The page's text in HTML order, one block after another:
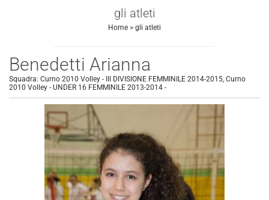
gli atleti
Home > gli atleti
Benedetti Arianna
Squadra: Curno 2010 Volley - III DIVISIONE FEMMINILE 2014-2015, Curno
2010 Volley - UNDER 16 FEMMINILE 2013-2014 -